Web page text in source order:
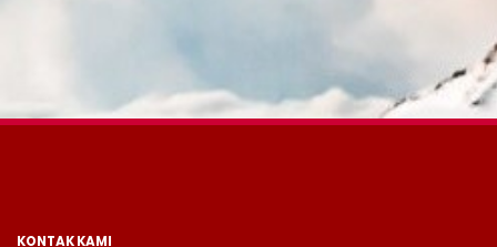
KONTAK KAMI